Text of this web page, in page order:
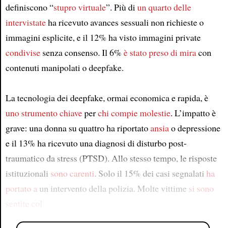
definiscono “stupro virtuale”. Più di un quartodelle
intervistateha ricevuto avances sessuali non richieste o
immagini esplicite, e il 12% ha visto immagini private
condivisesenza consenso. Il 6% è stato preso di miracon
contenuti manipolati o deepfake.
La tecnologia dei deepfake, ormai economica e rapida, è
uno strumento chiaveperchi compie molestie. L’impatto è
grave: una donna su quattro ha riportatoansiao depressione
e il 13% ha ricevuto una diagnosi di disturbo post-
traumatico da stress (PTSD). Allo stesso tempo, le risposte
istituzionali sono carenti. Solo il 15% dei casi segnalati ha
portato a un intervento della polizia. Molte vittime si sono
sentite col